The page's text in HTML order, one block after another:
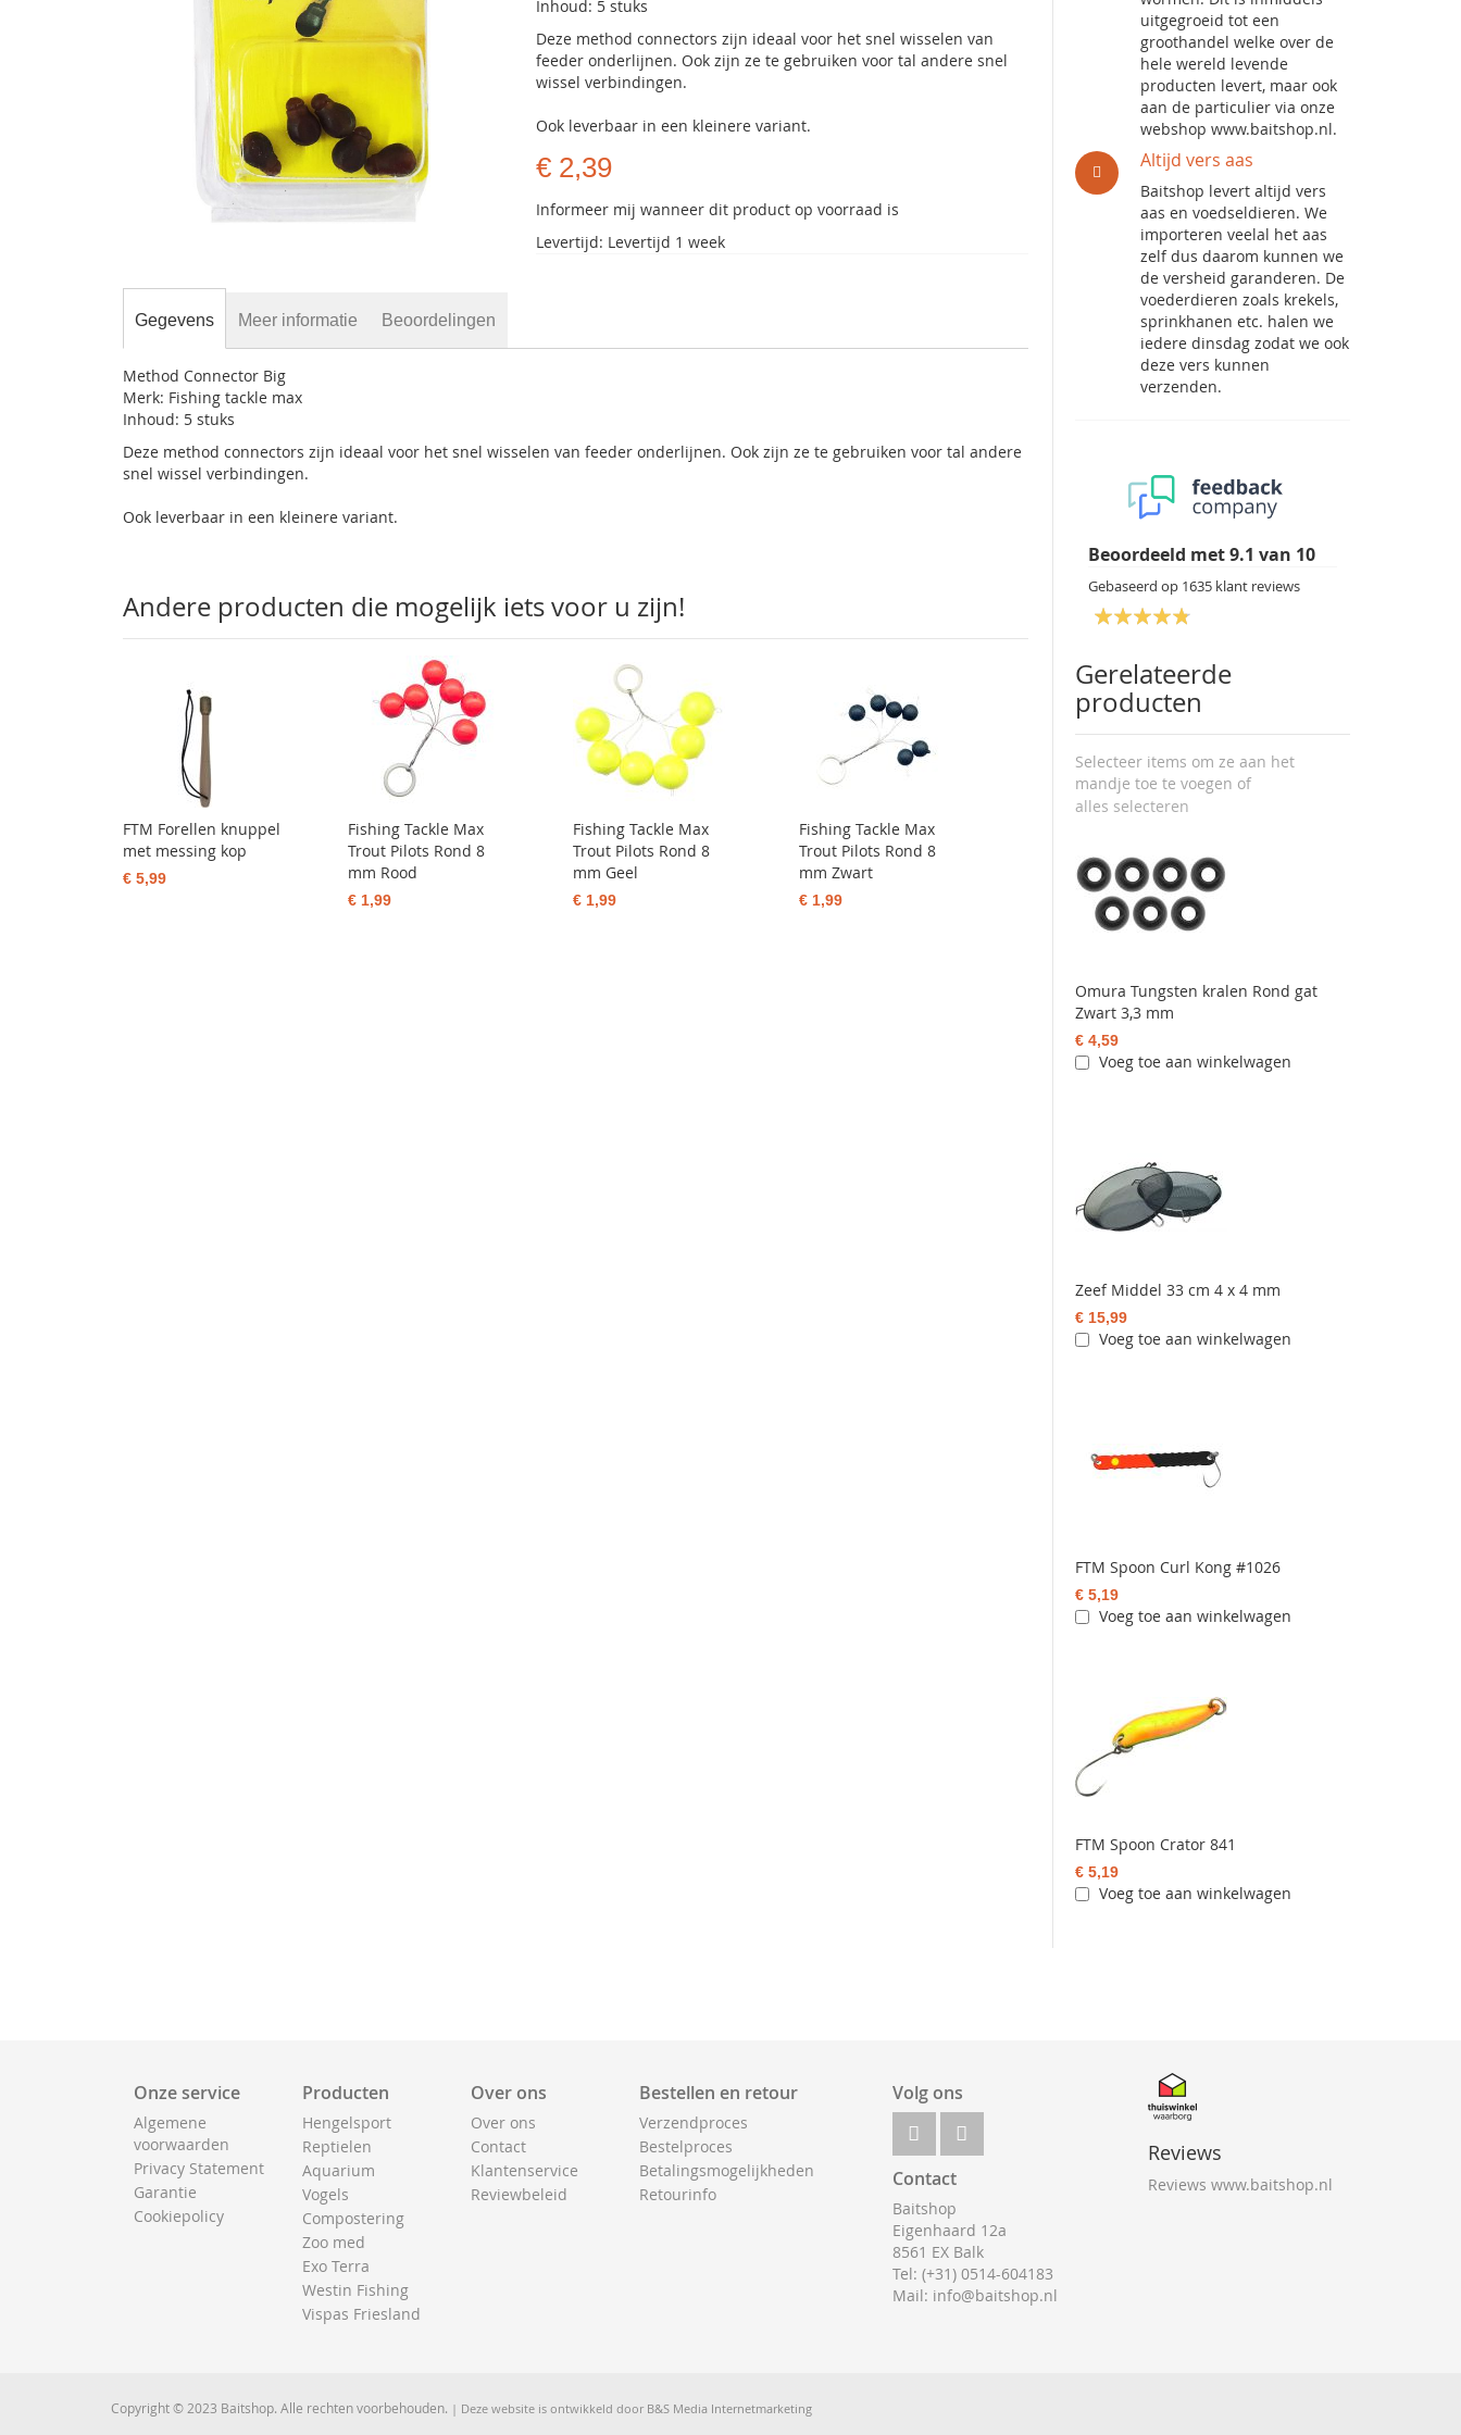
het
begin
afbeeldingen-
gallerij
Inhoud: 5 stuks
Deze method connectors zijn ideaal voor het snel wisselen van
feeder onderlijnen. Ook zijn ze te gebruiken voor tal andere snel
wissel verbindingen.
Ook leverbaar in een kleinere variant.
€ 2,39
Informeer mij wanneer dit product op voorraad is
Levertijd: Levertijd 1 week
uitgegroeid tot een
groothandel welke over de
hele wereld levende
producten levert, maar ook
aan de particulier via onze
webshop www.baitshop.nl.
Altijd vers aas
Baitshop levert altijd vers
aas en voedseldieren. We
importeren veelal het aas
zelf dus daarom kunnen we
de versheid garanderen. De
voederdieren zoals krekels,
sprinkhanen etc. halen we
iedere dinsdag zodat we ook
deze vers kunnen
verzenden.
Beoordeeld met9.1 van 10
Gebaseerd op 1635 klant reviews
Gerelateerde
producten
Selecteer items om ze aan het
mandje toe te voegen of
alles selecteren
Omura Tungsten kralen Rond gat
Zwart 3,3 mm
€ 4,59
Voeg toe aan winkelwagen
Zeef Middel 33 cm 4 x 4 mm
€ 15,99
Voeg toe aan winkelwagen
FTM Spoon Curl Kong #1026
€ 5,19
Voeg toe aan winkelwagen
FTM Spoon Crator 841
€ 5,19
Voeg toe aan winkelwagen
Gegevens
Method Connector Big
Merk: Fishing tackle max
Inhoud: 5 stuks
Deze method connectors zijn ideaal voor het snel wisselen van feeder onderlijnen. Ook zijn ze te gebruiken voor tal andere
snel wissel verbindingen.
Ook leverbaar in een kleinere variant.
Meer informatie Beoordelingen
Andere producten die mogelijk iets voor u zijn!
FTM Forellen knuppel
met messing kop
€ 5,99
Fishing Tackle Max
Trout Pilots Rond 8
mm Rood
€ 1,99
Fishing Tackle Max
Trout Pilots Rond 8
mm Geel
€ 1,99
Fishing Tackle Max
Trout Pilots Rond 8
mm Zwart
€ 1,99
Onze service
Algemene
voorwaarden
Privacy Statement
Garantie
Cookiepolicy
Producten
Hengelsport
Reptielen
Aquarium
Vogels
Compostering
Zoo med
Exo Terra
Westin Fishing
Vispas Friesland
Over ons
Over ons
Contact
Klantenservice
Reviewbeleid
Bestellen en retour
Verzendproces
Bestelproces
Betalingsmogelijkheden
Retourinfo
Volg ons
Contact
Baitshop
Eigenhaard 12a
8561 EX Balk
Tel: (+31) 0514-604183
Mail: info@baitshop.nl
Reviews
Reviews www.baitshop.nl
Copyright © 2023 Baitshop. Alle rechten voorbehouden. | Deze website is ontwikkeld door B&S Media Internetmarketing